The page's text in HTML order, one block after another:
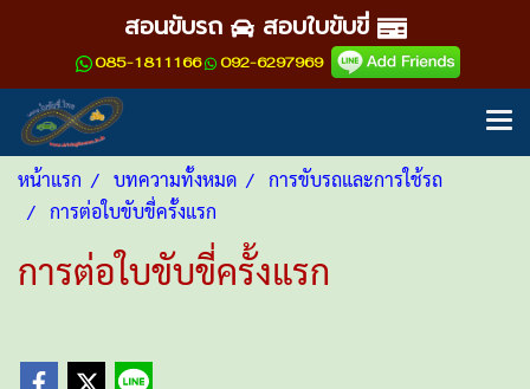
สอนขับรถ สอบใบขับขี่
085-1811166 092-6297969
หน้าแรก บทความทั้งหมด
การขับรถและการใช้รถ
การต่อใบขับขี่ครั้งแรก
การต่อใบขับขี่ครั้งแรก